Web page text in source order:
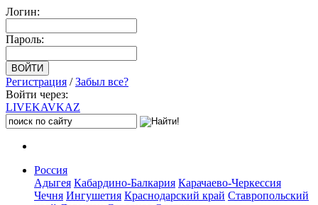
Логин:
Пароль:
Регистрация /Забыл все?
Войти через:
LIVEKAVKAZ
Россия
Адыгея Кабардино-Балкария Карачаево-Черкессия
Чечня Ингушетия Краснодарский край Ставропольский